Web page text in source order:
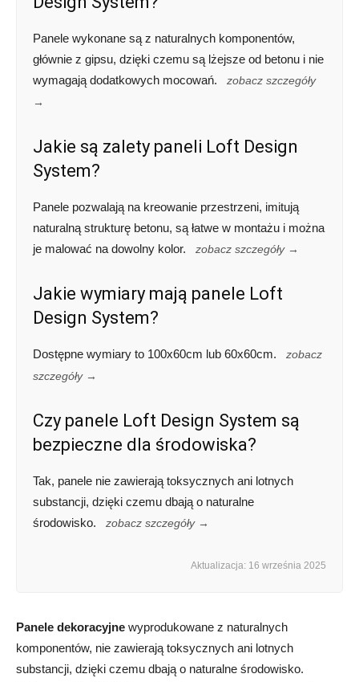
Panele wykonane są z naturalnych komponentów,
głównie z gipsu, dzięki czemu są lżejsze od betonu i nie
wymagają dodatkowych mocowań.
zobacz szczegóły
→
Jakie są zalety paneli Loft Design
System?
Panele pozwalają na kreowanie przestrzeni, imitują
naturalną strukturę betonu, są łatwe w montażu i można
je malować na dowolny kolor.
zobacz szczegóły →
Jakie wymiary mają panele Loft
Design System?
Dostępne wymiary to 100x60cm lub 60x60cm.
zobacz
szczegóły →
Czy panele Loft Design System są
bezpieczne dla środowiska?
Tak, panele nie zawierają toksycznych ani lotnych
substancji, dzięki czemu dbają o naturalne
środowisko.
zobacz szczegóły →
Aktualizacja: 16 września 2025
Panele dekoracyjne wyprodukowane z naturalnych
komponentów, nie zawierają toksycznych ani lotnych
substancji, dzięki czemu dbają o naturalne środowisko.